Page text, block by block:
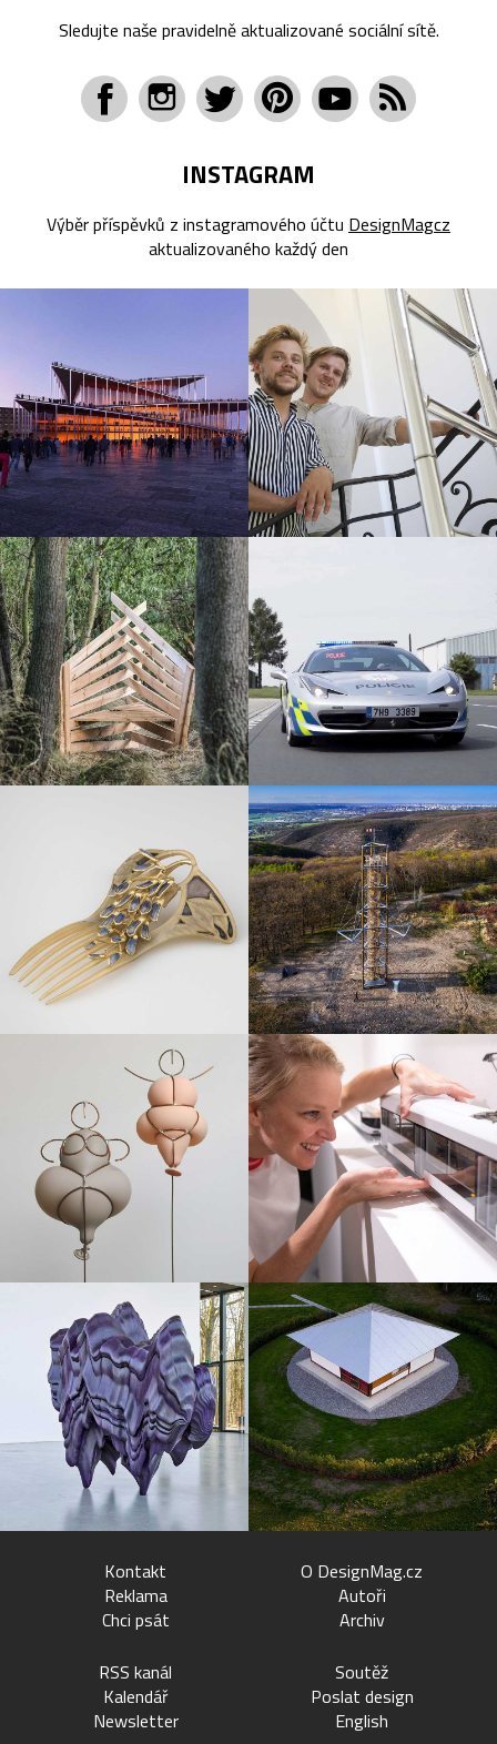
Sledujte naše pravidelně aktualizované sociální sítě.
INSTAGRAM
Výběr příspěvků z instagramového účtu DesignMagcz
aktualizovaného každý den
Kontakt
Reklama
Chci psát
O DesignMag.cz
Autoři
Archiv
RSS kanál
Kalendář
Newsletter
Soutěž
Poslat design
English